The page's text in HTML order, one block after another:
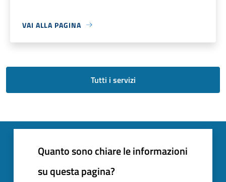
VAI ALLA PAGINA
Tutti i servizi
Quanto sono chiare le informazioni
su questa pagina?